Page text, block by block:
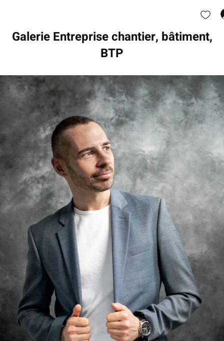
Galerie Entreprise chantier, bâtiment,
BTP